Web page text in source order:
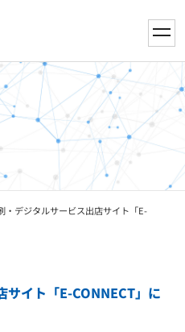
toggle
・デジタルサービス出店サイト「E-
サイト「E-CONNECT」に